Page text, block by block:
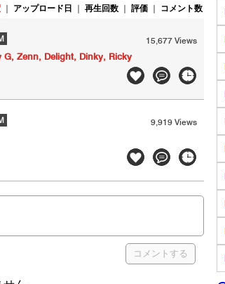
｜ アップロード日 ｜ 再生回数 ｜ 評価 ｜ コメント数
15,677 Views
Zenn, Delight, Dinky, Ricky
9,919 Views